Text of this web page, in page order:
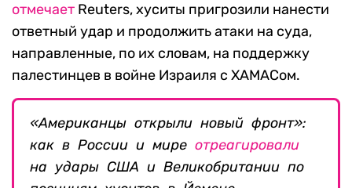
отмечает Reuters, хуситы пригрозили нанести
ответный удар и продолжить атаки на суда,
направленные, по их словам, на поддержку
палестинцев в войне Израиля с ХАМАСом.
«Американцы открыли новый фронт»:
как в России и мире отреагировали
на удары США и Великобритании по